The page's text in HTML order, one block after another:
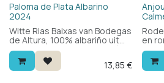
Paloma de Plata Albarino
2024
Witte Rias Baixas van Bodegas
de Altura, 100% albariño uit
het hart van de Val do Salnés.
Fris en aromatisch met perzik,
peer, citrus en een minerale,
13,85 €
en